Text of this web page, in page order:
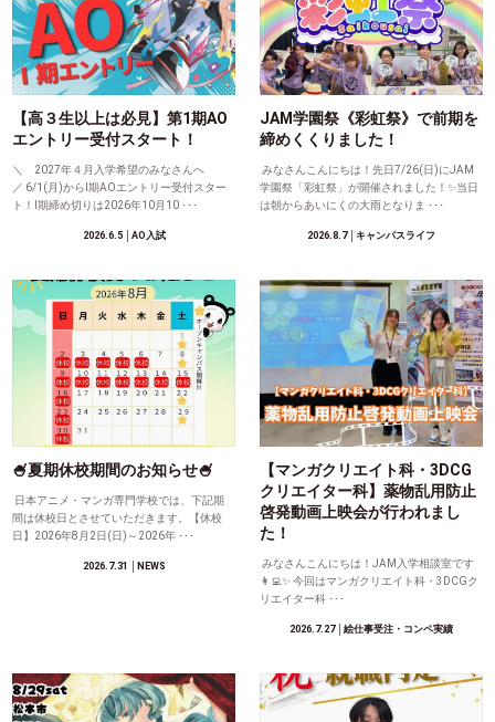
【高３生以上は必見】第1期AO
エントリー受付スタート！
＼ 2027年４月入学希望のみなさんへ
／ 6/1(月)からⅠ期AOエントリー受付スター
ト！Ⅰ期締め切りは2026年10月10 ･･･
2026.6.5│AO入試
JAM学園祭《彩虹祭》で前期を
締めくくりました！
みなさんこんにちは！先日7/26(日)にJAM
学園祭「彩虹祭」が開催されました！✨当日
は朝からあいにくの大雨となりま ･･･
2026.8.7│キャンパスライフ
🍧夏期休校期間のお知らせ🍧
日本アニメ・マンガ専門学校では、下記期
間は休校日とさせていただきます。【休校
日】2026年8月2日(日)～2026年 ･･･
2026.7.31 │NEWS
【マンガクリエイト科・3DCG
クリエイター科】薬物乱用防止
啓発動画上映会が行われまし
た！
みなさんこんにちは！JAM入学相談室です
👩‍💻✨ 今回はマンガクリエイト科・3DCGク
リエイター科 ･･･
2026.7.27│絵仕事受注・コンペ実績